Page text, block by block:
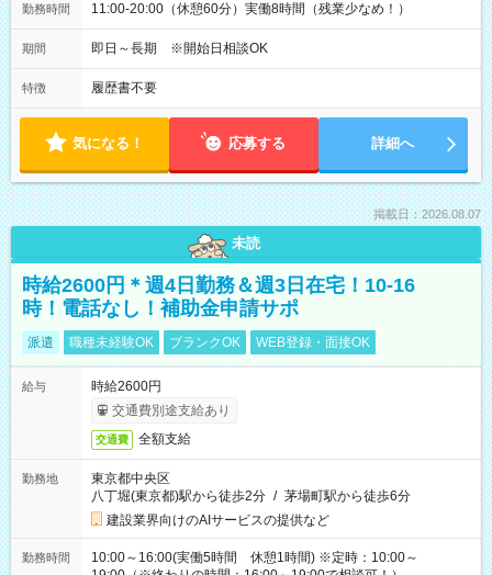
勤務時間 11:00-20:00（休憩60分）実働8時間（残業少なめ！）
期間 即日～長期 ※開始日相談OK
特徴 履歴書不要
気になる！ 応募する 詳細へ
掲載日：2026.08.07
未読
時給2600円＊週4日勤務＆週3日在宅！10-16
時！電話なし！補助金申請サポ
派遣 職種未経験OK ブランクOK WEB登録・面接OK
給与
時給2600円
交通費別途支給あり
交通費 全額支給
勤務地
東京都中央区
八丁堀(東京都)駅から徒歩2分 / 茅場町駅から徒歩6分
建設業界向けのAIサービスの提供など
勤務時間
10:00～16:00(実働5時間 休憩1時間) ※定時：10:00～